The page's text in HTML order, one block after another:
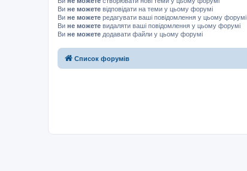
Ви не можете відповідати на теми у цьому форумі
Ви не можете редагувати ваші повідомлення у цьому форумі
Ви не можете видаляти ваші повідомлення у цьому форумі
Ви не можете додавати файли у цьому форумі
Список форумів